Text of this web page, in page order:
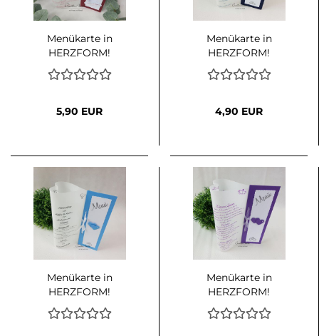
Menükarte in
HERZFORM!
Traumlicht in
Bordeaux-Weiß
5,90 EUR
Menükarte in
HERZFORM!
Traumlicht in
Dunkelblau-Marine-
4,90 EUR
Menükarte in
HERZFORM!
Traumlicht in Hellblau-
Weiß
Menükarte in
HERZFORM!
Traumlicht in Lila-Weiß